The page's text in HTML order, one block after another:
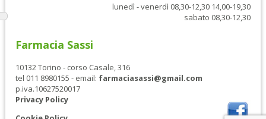
lunedì - venerdì 08,30-12,30 14,00-19,30
sabato 08,30-12,30
Farmacia Sassi
10132 Torino - corso Casale, 316
tel 011 8980155 - email: farmaciasassi@gmail.com
p.iva.10627520017
Privacy Policy